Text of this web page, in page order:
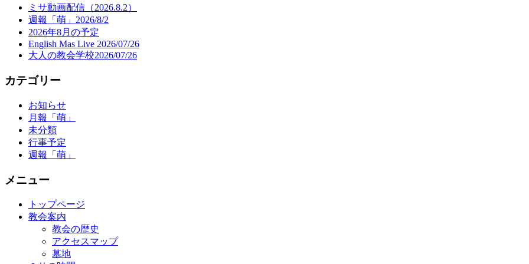
ミサ動画配信（2026.8.2）
週報「萌」2026/8/2
2026年8月の予定
English Mas Live 2026/07/26
大人の教会学校2026/07/26
カテゴリー
お知らせ
月報「萌」
未分類
行事予定
週報「萌」
メニュー
トップページ
教会案内
教会の歴史
アクセスマップ
墓地